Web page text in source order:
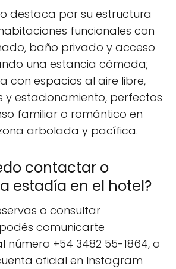
destaca por su estructura
funcionales con
baño privado y acceso
una estancia cómoda;
con espacios al aire libre,
y estacionamiento, perfectos
familiar o romántico en
arbolada y pacífica.
contactar o
estadía en el hotel?
o consultar
comunicarte
+54 3482 55-1864, o
oficial en Instagram